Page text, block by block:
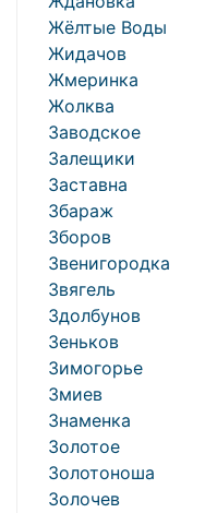
Жёлтые Воды
Жидачов
Жмеринка
Жолква
Заводское
Залещики
Заставна
Збараж
Зборов
Звенигородка
Звягель
Здолбунов
Зеньков
Зимогорье
Змиев
Знаменка
Золотое
Золотоноша
Золочев